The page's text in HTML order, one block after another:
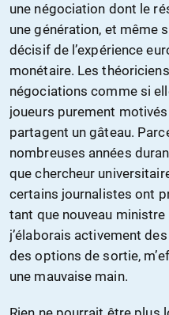
une négociation dont le
une génération, et même
décisif de l’expérience
monétaire. Les
négociations comme si
joueurs purement
partagent un gâteau.
nombreuses années
que chercheur
certains journalistes ont
tant que nouveau
j’élaborais activement
des options de sortie,
une mauvaise main.